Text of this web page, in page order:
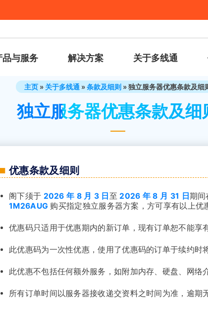
品与服务 解决方案 关于多线通
主页 » 关于多线通 »条款及细则 »独立服务器优惠条款及细
独立服务器优惠条款及细
优惠条款及细则
阁下须于 2026 年 8 月 3 日 至 2026 年 8 月 31 日 期间
1M26AUG 购买指定独立服务器方案，方可享有以上优
优惠码只适用于优惠期内的新订单，现有订单恕不能享
此优惠码为一次性优惠，使用了优惠码的订单于续约时
此优惠不包括任何额外服务，如附加内存、硬盘、网络
所有订单时间以服务器接收递交资料之时间为准，逾期